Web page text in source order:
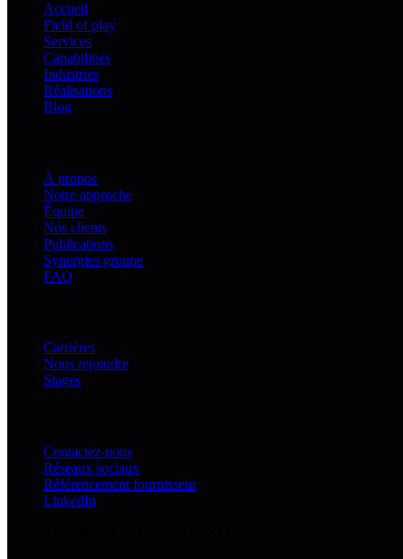
Accueil
Field of play
Services
Capabilities
Industries
Réalisations
Blog
À propos
Notre approche
Équipe
Nos clients
Publications
Synergies groupe
FAQ
Carrières
Nous rejoindre
Stages
Contactez-nous
Réseaux sociaux
Référencement fournisseur
LinkedIn